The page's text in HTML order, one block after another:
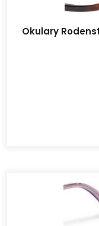
Okulary